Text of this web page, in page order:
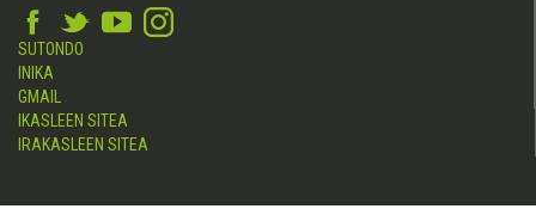
SUTONDO
INIKA
GMAIL
IKASLEEN SITEA
IRAKASLEEN SITEA